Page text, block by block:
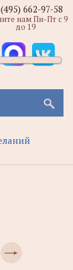
662-97-58
нам Пн-Пт с 9
до 19